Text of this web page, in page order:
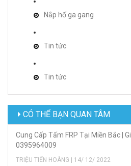
Nắp hố ga gang
Tin tức
Tin tức
CÓ THỂ BẠN QUAN TÂM
Cung Cấp Tấm FRP Tại Miền Bắc |
0395964009
TRIỆU TIẾN HOÀNG | 14/ 12/ 2022